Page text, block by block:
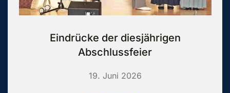
Eindrücke der diesjährigen
Abschlussfeier
19. Juni 2026